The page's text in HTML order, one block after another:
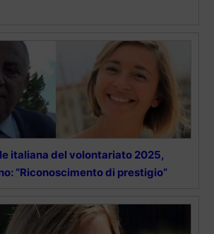
italiana del volontariato 2025,
“Riconoscimento di prestigio”